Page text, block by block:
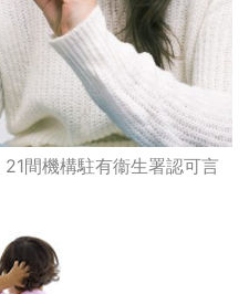
間機構駐有衞生署認可言